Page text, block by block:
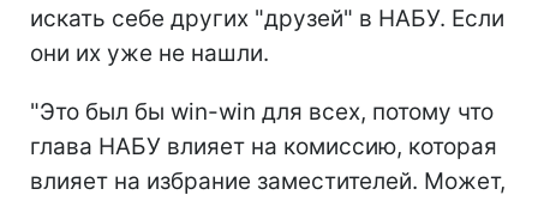
искать себе других "друзей" в НАБУ. Если
они их уже не нашли.
"Это был бы win-win для всех, потому что
глава НАБУ влияет на комиссию, которая
влияет на избрание заместителей. Может,